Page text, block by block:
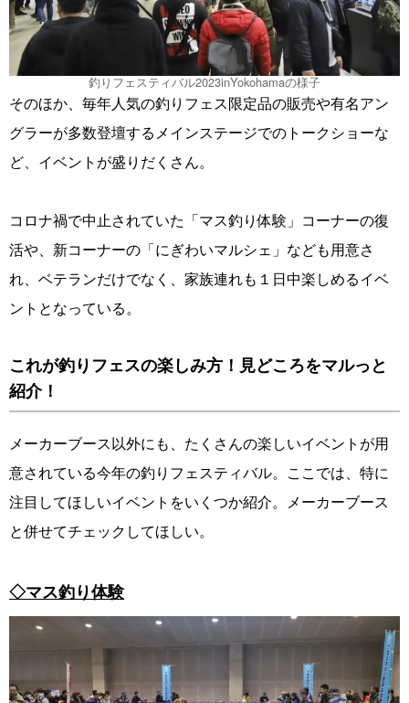
釣りフェスティバル2023inYokohamaの様子
そのほか、毎年人気の釣りフェス限定品の販売や有名アン
グラーが多数登壇するメインステージでのトークショーな
ど、イベントが盛りだくさん。
コロナ禍で中止されていた「マス釣り体験」コーナーの復
活や、新コーナーの「にぎわいマルシェ」なども用意さ
れ、ベテランだけでなく、家族連れも１日中楽しめるイベ
ントとなっている。
これが釣りフェスの楽しみ方！見どころをマルっと
紹介！
メーカーブース以外にも、たくさんの楽しいイベントが用
意されている今年の釣りフェスティバル。ここでは、特に
注目してほしいイベントをいくつか紹介。メーカーブース
と併せてチェックしてほしい。
◇マス釣り体験